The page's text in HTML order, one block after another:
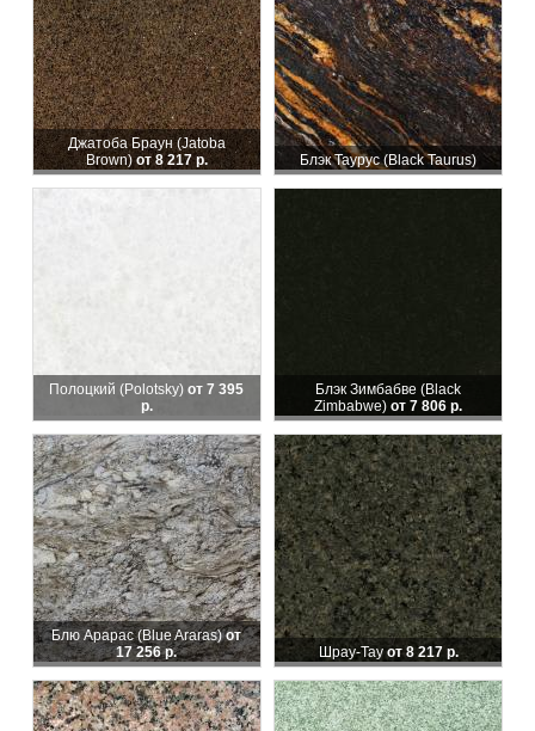
Джатоба Браун (Jatoba
Brown) от 8 217 р. Блэк Таурус (Black Taurus)
Полоцкий (Polotsky)от 7 395
р.
Блэк Зимбабве (Black
Zimbabwe) от 7 806 р.
Блю Арарас (Blue Araras)от
17 256 р.
Шрау-Тау от 8 217 р.